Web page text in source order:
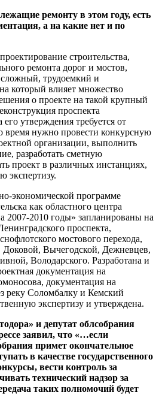
ремонту в этом году, есть
а на какие нет и по
строительства,
ремонта дорог и мостов,
сложный, трудоемкий и
который влияет множество
о проекте на такой крупный
проспекта
утверждения требуется от
время нужно провести конкурсную
организации, выполнить
разработать сметную
проект в различных инстанциях,
экспертизу.
экономической программе
как областного центра
2007-2010 годы» запланированы на
проспекта,
мостового перехода,
Вычегодской, Дежневцев,
Володарского. Разработана и
документация на
документация на
реку Соломбалку и Кемский
экспертизу и утверждена.
и депутат облсобрания
заявил, что «…если
примет окончательное
в качестве государственного
вести контроль за
технический надзор за
таких полномочий будет